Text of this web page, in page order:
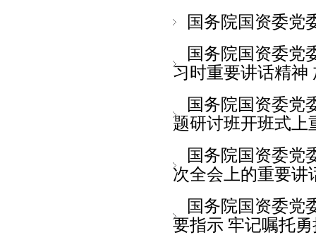
国务院国资委党
国务院国资委党
习时重要讲话精神
国务院国资委党
题研讨班开班式上
国务院国资委党
次全会上的重要讲
国务院国资委党
要指示 牢记嘱托